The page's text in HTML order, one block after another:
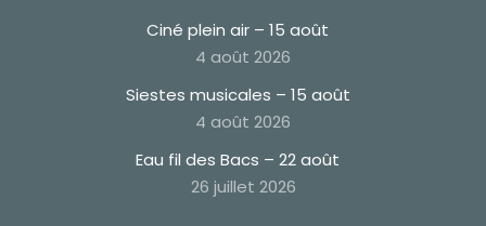
Ciné plein air – 15 août
4 août 2026
Siestes musicales – 15 août
4 août 2026
Eau fil des Bacs – 22 août
26 juillet 2026